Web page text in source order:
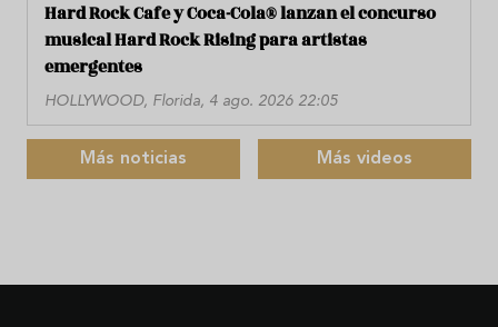
Hard Rock Cafe y Coca-Cola® lanzan el concurso
musical Hard Rock Rising para artistas
emergentes
HOLLYWOOD, Florida, 4 ago. 2026 22:05
Más noticias Más videos